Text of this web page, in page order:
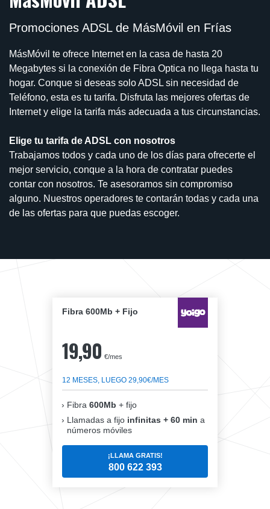
Promociones ADSL de MásMóvil en Frías
MásMóvil te ofrece Internet en la casa de hasta 20
Megabytes si la conexión de Fibra Optica no llega hasta tu
hogar. Conque si deseas solo ADSL sin necesidad de
Teléfono, esta es tu tarifa. Disfruta las mejores ofertas de
Internet y elige la tarifa más adecuada a tus circunstancias.
Elige tu tarifa de ADSL con nosotros
Trabajamos todos y cada uno de los días para ofrecerte el
mejor servicio, conque a la hora de contratar puedes
contar con nosotros. Te asesoramos sin compromiso
alguno. Nuestros operadores te contarán todas y cada una
de las ofertas para que puedas escoger.
Fibra 600Mb + Fijo
19,90 €/mes
12 MESES, LUEGO 29,90€/MES
Fibra 600Mb + fijo
Llamadas a fijo infinitas + 60 min a
números móviles
¡LLAMA GRATIS!
800 622 393